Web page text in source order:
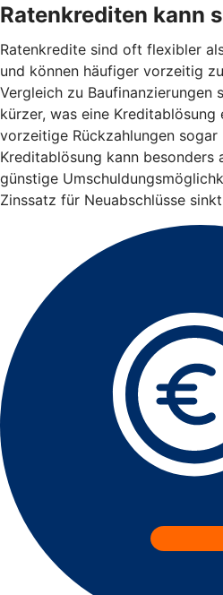
Ratenkrediten kann
Ratenkredite sind oft flexibler
und können häufiger vorzeitig
Vergleich zu Baufinanzierungen
kürzer, was eine
vorzeitige Rückzahlungen
Kreditablösung kann besonders
günstige
Zinssatz für Neuabschlüsse